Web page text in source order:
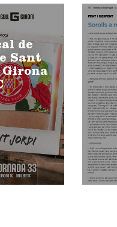
de
Sant